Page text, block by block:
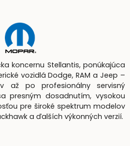
koncernu Stellantis, ponúkajúca
vozidlá Dodge, RAM a Jeep –
až po profesionálny servisný
presným dosadnutím, vysokou
pre široké spektrum modelov
a ďalších výkonných verzií.